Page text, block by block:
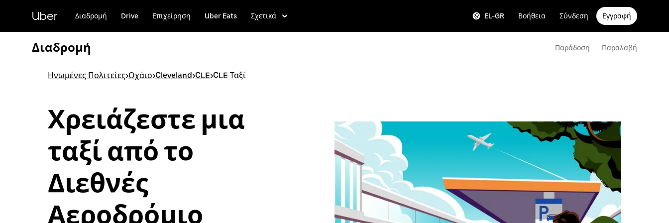
περιεχόμενο
Uber Διαδρομή Drive Επιχείρηση Uber Eats Σχετικά EL-GR Βοήθεια Σύνδεση Εγγραφή
Διαδρομή Παράδοση Παραλαβή
Ηνωμένες Πολιτείες>Οχάιο>Cleveland>CLE>CLE Ταξί
Χρειάζεστε μια
ταξί από το
Διεθνές
Αεροδρόμιο